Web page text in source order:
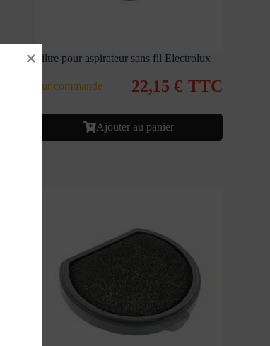
Filtre pour aspirateur sans fil Electrolux
Sur commande 22,15 € TTC
Ajouter au panier